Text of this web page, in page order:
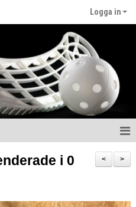
Logga in
>
<
i 0